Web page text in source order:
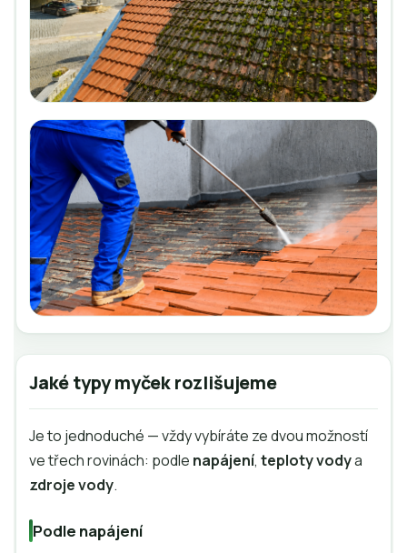
Jaké typy myček rozlišujeme
Je to jednoduché — vždy vybíráte ze dvou možností
ve třech rovinách: podle napájení, teploty vodya
zdroje vody.
Podle napájení